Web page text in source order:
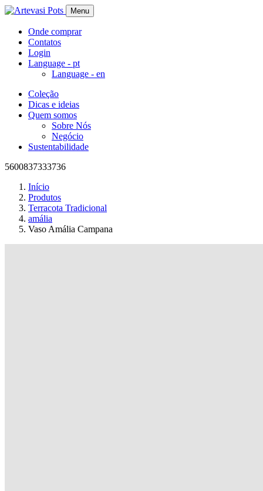
Menu
Onde comprar
Contatos
Login
Language - pt
Language - en
Coleção
Dicas e ideias
Quem somos
Sobre Nós
Negócio
Sustentabilidade
5600837333736
Início
Produtos
Terracota Tradicional
amália
Vaso Amália Campana